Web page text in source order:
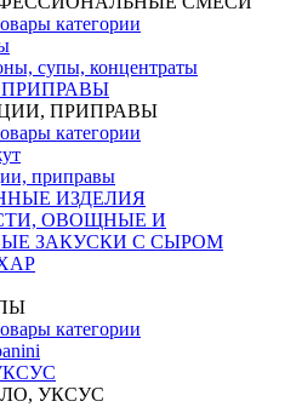
категории
супы, концентраты
ПРИПРАВЫ
категории
приправы
ИЗДЕЛИЯ
ОВОЩНЫЕ И
ЗАКУСКИ С СЫРОМ
категории
УКСУС